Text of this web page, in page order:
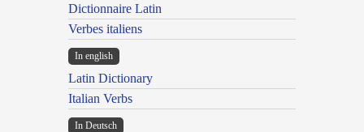
Dictionnaire Latin
Verbes italiens
In english
Latin Dictionary
Italian Verbs
In Deutsch